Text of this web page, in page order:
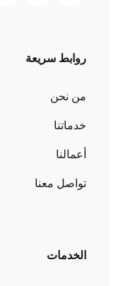
روابط سريعة
من نحن
خدماتنا
أعمالنا
تواصل معنا
الخدمات